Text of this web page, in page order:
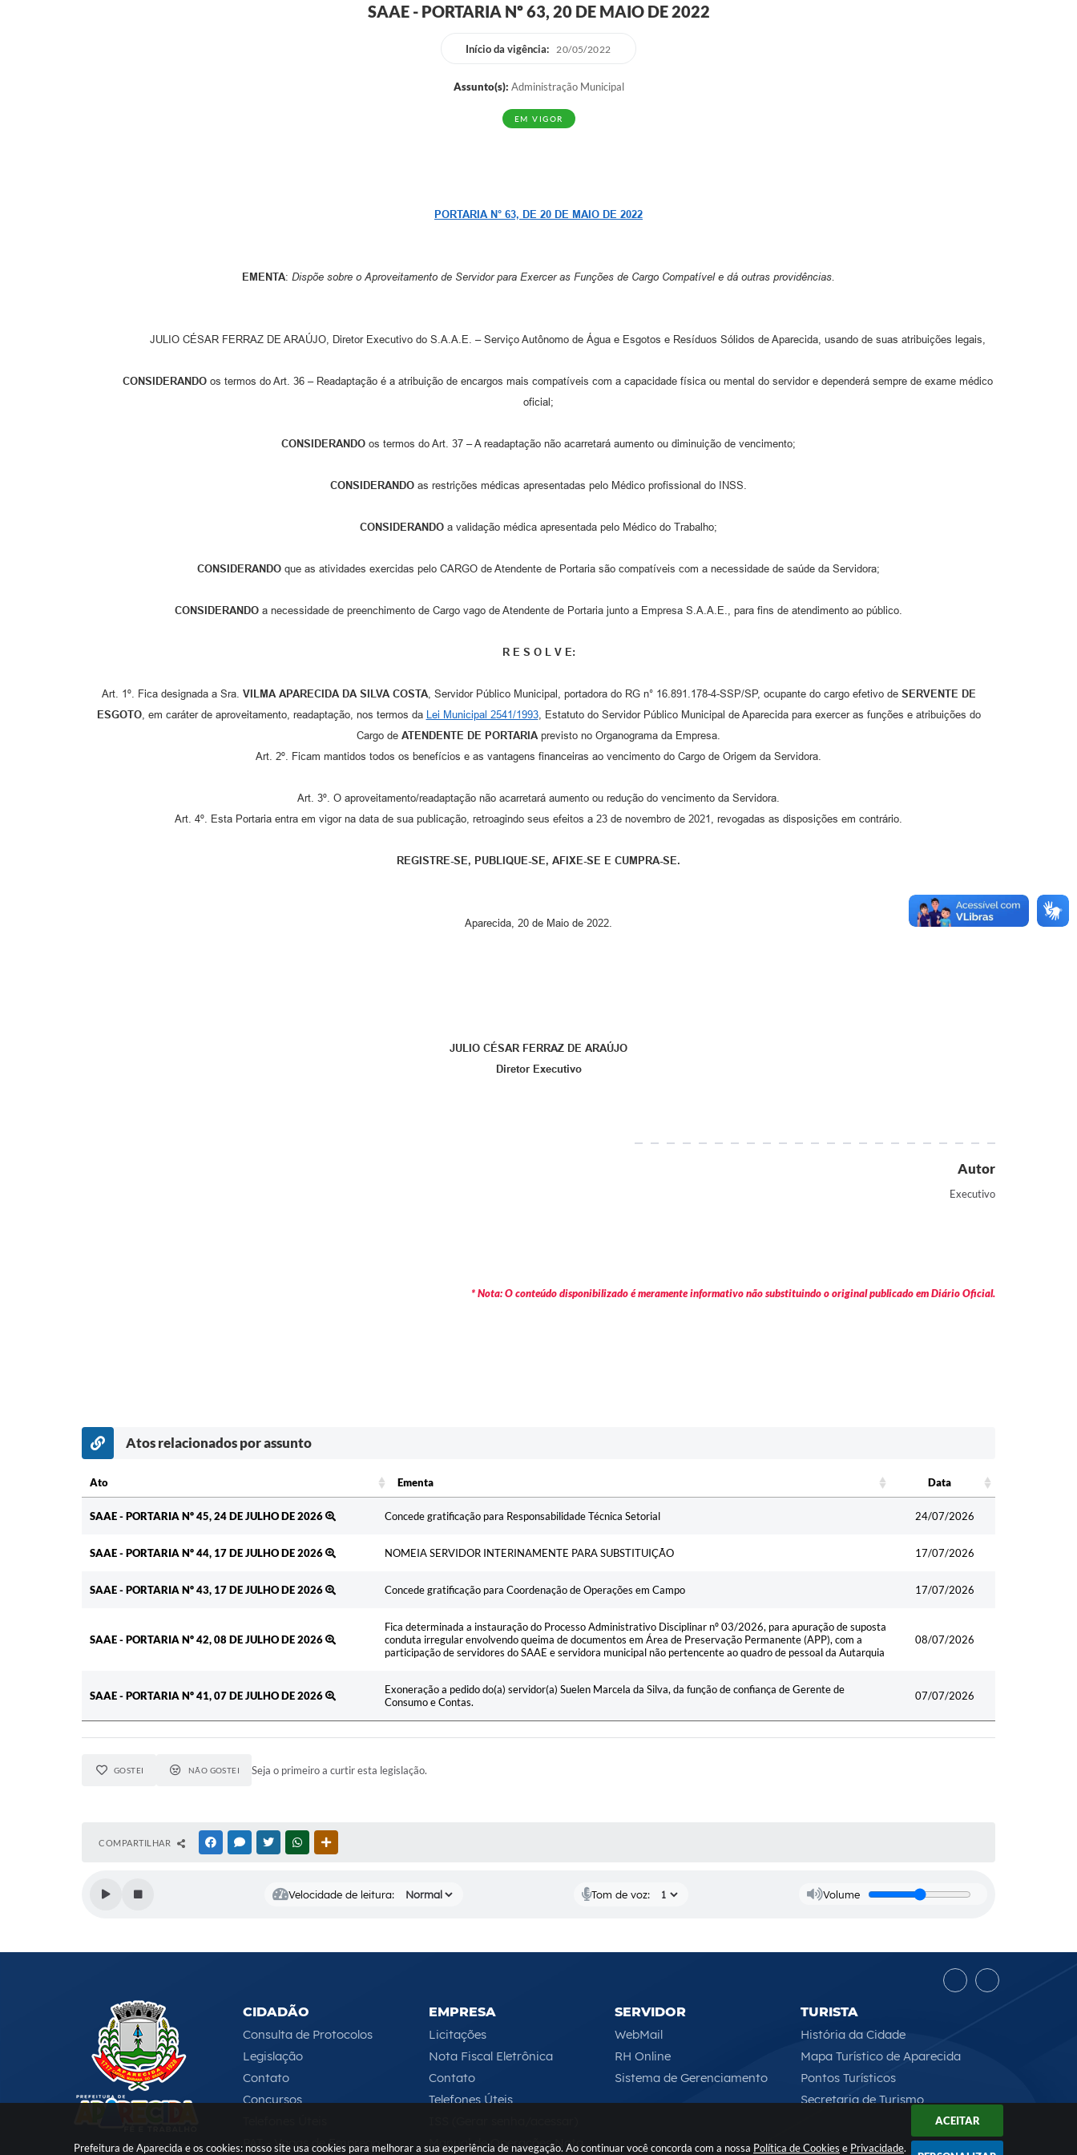
Prefeitura de Aparecida e os cookies: nosso site usa cookies para melhorar a sua experiência de navegação. Ao continuar você concorda com a nossa Política de Cookies e Privacidade.
ACEITAR
SAAE - PORTARIA Nº 63, 20 DE MAIO DE 2022
Início da vigência: 20/05/2022
Assunto(s): Administração Municipal
EM VIGOR
PORTARIA N° 63, DE 20 DE MAIO DE 2022
EMENTA: Dispõe sobre o Aproveitamento de Servidor para Exercer as Funções de Cargo Compatível e dá outras providências.
JULIO CÉSAR FERRAZ DE ARAÚJO, Diretor Executivo do S.A.A.E. – Serviço Autônomo de Água e Esgotos e Resíduos Sólidos de Aparecida, usando de suas atribuições legais,
CONSIDERANDO os termos do Art. 36 – Readaptação é a atribuição de encargos mais compatíveis com a capacidade física ou mental do servidor e dependerá sempre de exame médico
oficial;
CONSIDERANDO os termos do Art. 37 – A readaptação não acarretará aumento ou diminuição de vencimento;
CONSIDERANDO as restrições médicas apresentadas pelo Médico profissional do INSS.
CONSIDERANDO a validação médica apresentada pelo Médico do Trabalho;
CONSIDERANDO que as atividades exercidas pelo CARGO de Atendente de Portaria são compatíveis com a necessidade de saúde da Servidora;
CONSIDERANDO a necessidade de preenchimento de Cargo vago de Atendente de Portaria junto a Empresa S.A.A.E., para fins de atendimento ao público.
R E S O L V E:
Art. 1º. Fica designada a Sra. VILMA APARECIDA DA SILVA COSTA, Servidor Público Municipal, portadora do RG n° 16.891.178-4-SSP/SP, ocupante do cargo efetivo de SERVENTE DE
ESGOTO, em caráter de aproveitamento, readaptação, nos termos da Lei Municipal 2541/1993, Estatuto do Servidor Público Municipal de Aparecida para exercer as funções e atribuições do
Cargo de ATENDENTE DE PORTARIA previsto no Organograma da Empresa.
Art. 2º. Ficam mantidos todos os benefícios e as vantagens financeiras ao vencimento do Cargo de Origem da Servidora.
Art. 3º. O aproveitamento/readaptação não acarretará aumento ou redução do vencimento da Servidora.
Art. 4º. Esta Portaria entra em vigor na data de sua publicação, retroagindo seus efeitos a 23 de novembro de 2021, revogadas as disposições em contrário.
REGISTRE-SE, PUBLIQUE-SE, AFIXE-SE E CUMPRA-SE.
Aparecida, 20 de Maio de 2022.
JULIO CÉSAR FERRAZ DE ARAÚJO
Diretor Executivo
Autor
Executivo
* Nota: O conteúdo disponibilizado é meramente informativo não substituindo o original publicado em Diário Oficial.
Atos relacionados por assunto
Ato Ementa
Data
SAAE - PORTARIA Nº 45, 24 DE JULHO DE 2026
Concede gratificação para Responsabilidade Técnica Setorial 24/07/2026
SAAE - PORTARIA Nº 44, 17 DE JULHO DE 2026 NOMEIA SERVIDOR INTERINAMENTE PARA SUBSTITUIÇÃO 17/07/2026
SAAE - PORTARIA Nº 43, 17 DE JULHO DE 2026 Concede gratificação para Coordenação de Operações em Campo 17/07/2026
SAAE - PORTARIA Nº 42, 08 DE JULHO DE 2026
Fica determinada a instauração do Processo Administrativo Disciplinar nº 03/2026, para apuração de suposta
conduta irregular envolvendo queima de documentos em Área de Preservação Permanente (APP), com a
participação de servidores do SAAE e servidora municipal não pertencente ao quadro de pessoal da Autarquia
08/07/2026
SAAE - PORTARIA Nº 41, 07 DE JULHO DE 2026
Exoneração a pedido do(a) servidor(a) Suelen Marcela da Silva, da função de confiança de Gerente de
Consumo e Contas.
07/07/2026
GOSTEI NÃO GOSTEI Seja o primeiro a curtir esta legislação.
COMPARTILHAR FACEBOOKMESSENGER
TWITTERWHATSAPP
Velocidade de leitura: Tom de voz: Volume
CNPJ: 46.680.518/0001-
CIDADÃO
Consulta de Protocolos
Legislação
Contato
Concursos
PAT - Vagas de Emprego
EMPRESA
Licitações
Nota Fiscal Eletrônica
Contato
Telefones Úteis
Manual de Operações Nota
SERVIDOR
WebMail
RH Online
Sistema de Gerenciamento
TURISTA
História da Cidade
Mapa Turístico de Aparecida
Pontos Turísticos
Secretaria de Turismo